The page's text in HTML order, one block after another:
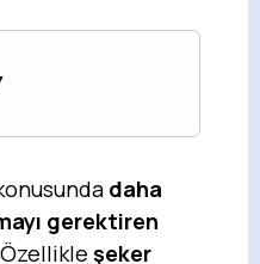
daha
gerektiren
şeker